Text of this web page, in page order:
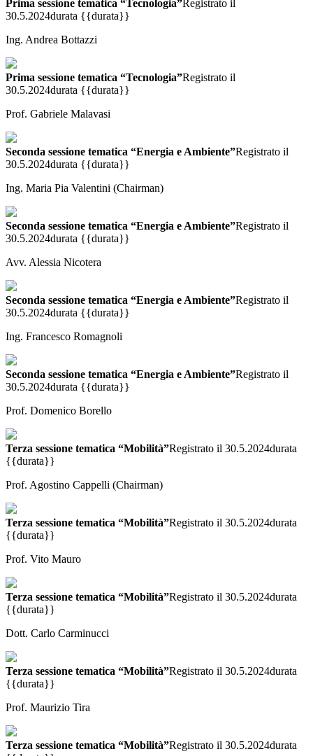
Prima sessione tematica “Tecnologia”Registrato il
30.5.2024durata {{durata}}
Ing. Andrea Bottazzi
Prima sessione tematica “Tecnologia”Registrato il
30.5.2024durata {{durata}}
Prof. Gabriele Malavasi
Seconda sessione tematica “Energia e Ambiente”Registrato il
30.5.2024durata {{durata}}
Ing. Maria Pia Valentini (Chairman)
Seconda sessione tematica “Energia e Ambiente”Registrato il
30.5.2024durata {{durata}}
Avv. Alessia Nicotera
Seconda sessione tematica “Energia e Ambiente”Registrato il
30.5.2024durata {{durata}}
Ing. Francesco Romagnoli
Seconda sessione tematica “Energia e Ambiente”Registrato il
30.5.2024durata {{durata}}
Prof. Domenico Borello
Terza sessione tematica “Mobilità”Registrato il 30.5.2024durata
{{durata}}
Prof. Agostino Cappelli (Chairman)
Terza sessione tematica “Mobilità”Registrato il 30.5.2024durata
{{durata}}
Prof. Vito Mauro
Terza sessione tematica “Mobilità”Registrato il 30.5.2024durata
{{durata}}
Dott. Carlo Carminucci
Terza sessione tematica “Mobilità”Registrato il 30.5.2024durata
{{durata}}
Prof. Maurizio Tira
Terza sessione tematica “Mobilità”Registrato il 30.5.2024durata